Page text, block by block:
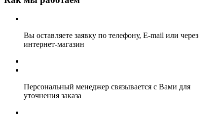
Вы оставляете заявку по телефону, E-mail или через
интернет-магазин
Персональный менеджер связывается с Вами для
уточнения заказа